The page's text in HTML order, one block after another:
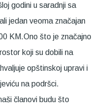
godini u saradnji sa
jedan veoma značajan
KM.Ono što je značajno
koji su dobili na
opštinskoj upravi i
na podršci.
članovi budu što